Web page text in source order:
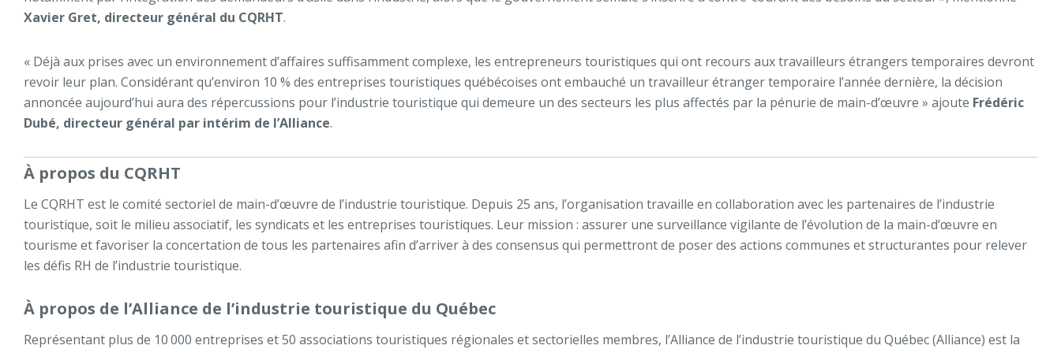
Xavier Gret, directeur général du CQRHT.
« Déjà aux prises avec un environnement d’affaires suffisamment complexe, les entrepreneurs touristiques qui ont recours aux travailleurs étrangers temporaires devront
revoir leur plan. Considérant qu’environ 10 % des entreprises touristiques québécoises ont embauché un travailleur étranger temporaire l’année dernière, la décision
annoncée aujourd’hui aura des répercussions pour l’industrie touristique qui demeure un des secteurs les plus affectés par la pénurie de main-d’œuvre » ajoute Frédéric
Dubé, directeur général par intérim de l’Alliance.
À propos du CQRHT
Le CQRHT est le comité sectoriel de main-d’œuvre de l’industrie touristique. Depuis 25 ans, l’organisation travaille en collaboration avec les partenaires de l’industrie
touristique, soit le milieu associatif, les syndicats et les entreprises touristiques. Leur mission : assurer une surveillance vigilante de l’évolution de la main-d’œuvre en
tourisme et favoriser la concertation de tous les partenaires afin d’arriver à des consensus qui permettront de poser des actions communes et structurantes pour relever
les défis RH de l’industrie touristique.
À propos de l’Alliance de l’industrie touristique du Québec
Représentant plus de 10 000 entreprises et 50 associations touristiques régionales et sectorielles membres, l’Alliance de l’industrie touristique du Québec (Alliance) est la